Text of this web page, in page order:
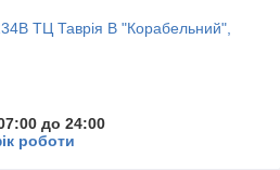
ТЦ Таврія В "Корабельний",
до 24:00
роботи